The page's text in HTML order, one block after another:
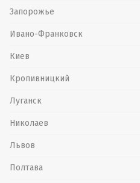
Запорожье
Ивано-Франковск
Киев
Кропивницкий
Луганск
Николаев
Львов
Полтава